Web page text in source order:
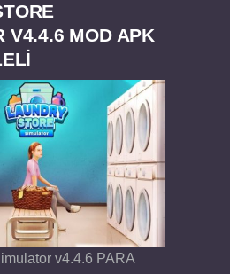
V4.4.6 MOD APK
v4.4.6 PARA